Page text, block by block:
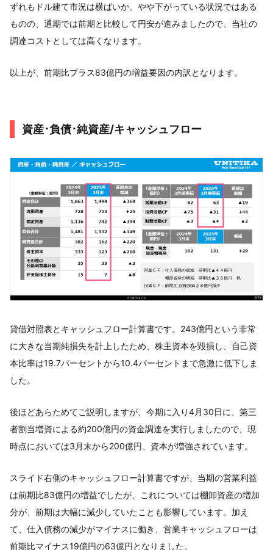
ずれもドル建て市況は横ばいか、やや下がっている状況ではある
ものの、通期では前期と比較して円安が進みましたので、当社の
調達コストとしては高くなります。
以上が、前期比プラス83億円の増益要因の内訳となります。
資産･負債･純資産/キャッシュフロー
貸借対照表とキャッシュフロー計算書です。243億円という非常
に大きな当期純損失を計上したため、株主資本を毀損し、自己資
本比率は19.7パーセントから10.4パーセントまで急激に低下しま
した。
後ほどあらためてご説明しますが、今期に入り4月30日に、第三
者割当増資による約200億円の資金調達を実行しましたので、現
時点においては3月末から200億円、資本が増強されています。
スライド右側のキャッシュフロー計算書ですが、当期の営業利益
は前期比83億円の増益でしたが、これについては棚卸資産の増加
分が、前期は大幅に減少していたことも影響しています。加え
て、仕入債務の減少がマイナスに働き、営業キャッシュフローは
前期比マイナス19億円の63億円となりました。